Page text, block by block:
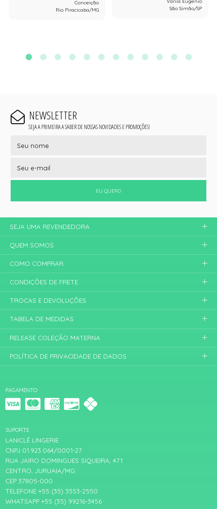
Conceição
Rio Piracicaba/MG
São Simão/SP
NEWSLETTER
SEJA A PRIMEIRA A SABER DE NOSSAS NOVIDADES E PROMOÇÕES!
EU QUERO
PAGAMENTO
SUPORTE
LANICLÊ LINGERIE
CNPJ 01.923.064/0001-27
RUA JAIRO DOMINGUES SIQUEIRA, 471
CENTRO, JURUAIA/MG
CEP 37805-000
TELEFONE +55 (35) 3553-2550
WHATSAPP +55 (35) 99216-3456
SEJA UMA REVENDEDORA
QUEM SOMOS
COMO COMPRAR
CONDIÇÕES DE FRETE
TROCAS E DEVOLUÇÕES
TABELA DE MEDIDAS
RELEASE COLEÇÃO MATERNA
POLÍTICA DE PRIVACIDADE DE DADOS